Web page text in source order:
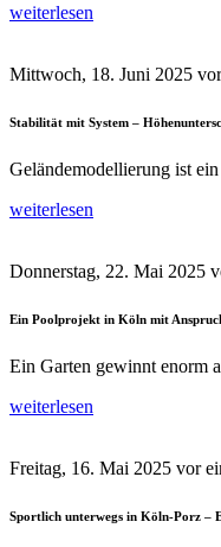
weiterlesen
Mittwoch, 18. Juni 2025
Stabilität mit System –
Geländemodellierung ist
weiterlesen
Donnerstag, 22. Mai 2025
Ein Poolprojekt in Köln mit
Ein Garten gewinnt enorm
weiterlesen
Freitag, 16. Mai 2025 vor
Sportlich unterwegs in Köln-Porz –